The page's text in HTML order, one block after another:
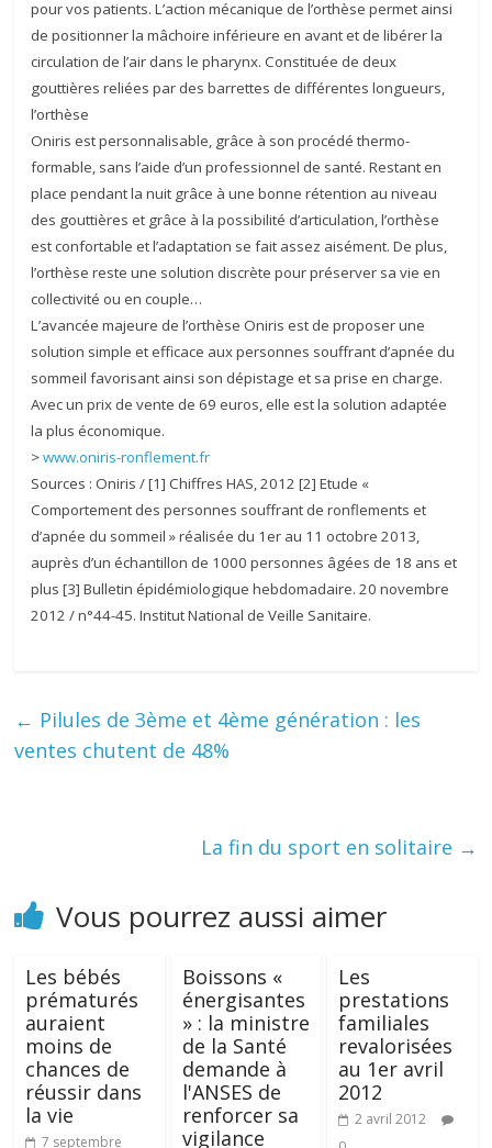
pour vos patients. L’action mécanique de l’orthèse permet ainsi
de positionner la mâchoire inférieure en avant et de libérer la
circulation de l’air dans le pharynx. Constituée de deux
gouttières reliées par des barrettes de différentes longueurs,
l’orthèse
Oniris est personnalisable, grâce à son procédé thermo-
formable, sans l’aide d’un professionnel de santé. Restant en
place pendant la nuit grâce à une bonne rétention au niveau
des gouttières et grâce à la possibilité d’articulation, l’orthèse
est confortable et l’adaptation se fait assez aisément. De plus,
l’orthèse reste une solution discrète pour préserver sa vie en
collectivité ou en couple…
L’avancée majeure de l’orthèse Oniris est de proposer une
solution simple et efficace aux personnes souffrant d’apnée du
sommeil favorisant ainsi son dépistage et sa prise en charge.
Avec un prix de vente de 69 euros, elle est la solution adaptée
la plus économique.
>www.oniris-ronflement.fr
Sources : Oniris / [1] Chiffres HAS, 2012 [2] Etude «
Comportement des personnes souffrant de ronflements et
d’apnée du sommeil » réalisée du 1er au 11 octobre 2013,
auprès d’un échantillon de 1000 personnes âgées de 18 ans et
plus [3] Bulletin épidémiologique hebdomadaire. 20 novembre
2012 / n°44-45. Institut National de Veille Sanitaire.
← Pilules de 3ème et 4ème génération : les
ventes chutent de 48%
La fin du sport en solitaire →
Vous pourrez aussi aimer
Les bébés
prématurés
auraient
moins de
chances de
réussir dans
la vie
7 septembre
Boissons «
énergisantes
» : la ministre
de la Santé
demande à
l'ANSES de
renforcer sa
vigilance
Les
prestations
familiales
revalorisées
au 1er avril
2012
2 avril 2012